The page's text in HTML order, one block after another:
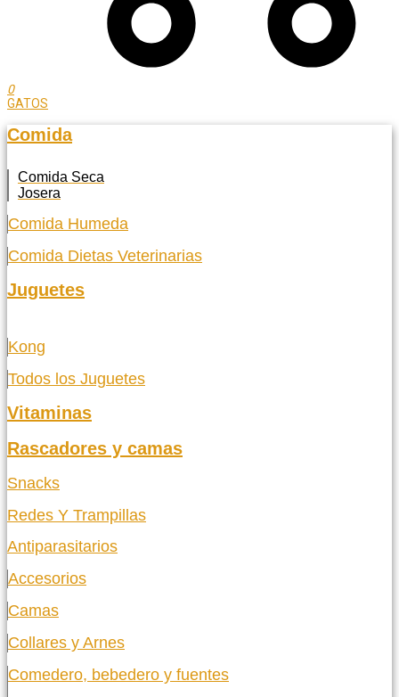
0
GATOS
Comida
Comida Seca
Josera
Comida Humeda
Comida Dietas Veterinarias
Juguetes
Kong
Todos los Juguetes
Vitaminas
Rascadores y camas
Snacks
Redes Y Trampillas
Antiparasitarios
Accesorios
Camas
Collares y Arnes
Comedero, bebedero y fuentes